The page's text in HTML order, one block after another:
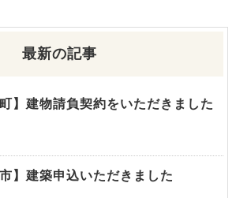
最新の記事
町】建物請負契約をいただきました
市】建築申込いただきました